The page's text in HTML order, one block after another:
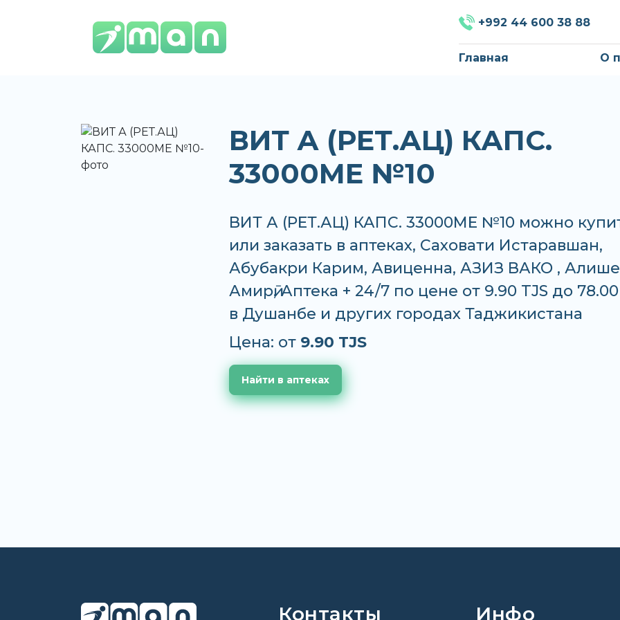
+992 44 600 38 88
Главная О
ВИТ А (РЕТ.АЦ) КАПС.
33000МЕ №10
ВИТ А (РЕТ.АЦ) КАПС. 33000МЕ №10 можно
или заказать в аптеках, Саховати Истаравшан,
Абубакри Карим, Авиценна, АЗИЗ ВАКО ,
Амирӣ, Аптека + 24/7 по цене от 9.90 TJS до 78.00
в Душанбе и других городах Таджикистана
Цена: от 9.90 TJS
Найти в аптеках
Контакты Инфо